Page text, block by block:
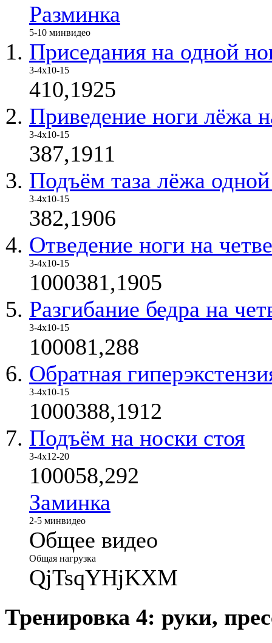
Разминка
5-10 минвидео
Приседания на одной
3-4х10-15
410,1925
Приведение ноги лёжа
3-4х10-15
387,1911
Подъём таза лёжа
3-4х10-15
382,1906
Отведение ноги на
3-4х10-15
1000381,1905
Разгибание бедра на
3-4х10-15
100081,288
Обратная
3-4х10-15
1000388,1912
Подъём на носки стоя
3-4х12-20
100058,292
Заминка
2-5 минвидео
Общее видео
Общая нагрузка
QjTsqYHjKXM
Тренировка 4: руки,